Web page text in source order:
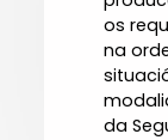
os
na
da